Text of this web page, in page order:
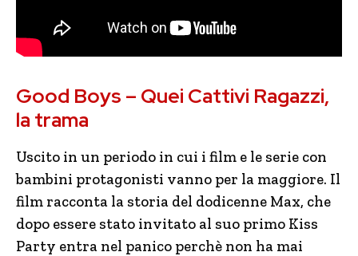
Good Boys – Quei Cattivi Ragazzi,
la trama
Uscito in un periodo in cui i film e le serie con
bambini protagonisti vanno per la maggiore. Il
film racconta la storia del dodicenne Max, che
dopo essere stato invitato al suo primo Kiss
Party entra nel panico perchè non ha mai